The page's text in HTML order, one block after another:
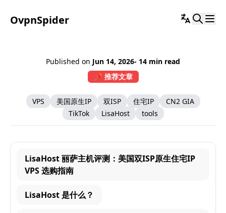
OvpnSpider
Published on Jun 14, 2026- 14 min read
📌 推荐文章
VPS 美国原生IP 双ISP 住宅IP
CN2 GIA
TikTok
LisaHost tools
LisaHost 丽萨主机评测：美国双ISP原生住宅IP
VPS 选购指南
LisaHost 是什么？